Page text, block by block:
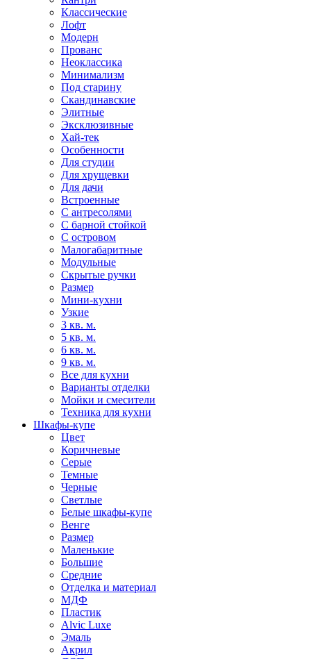
Классические
Лофт
Модерн
Прованс
Неоклассика
Минимализм
Под старину
Скандинавские
Элитные
Эксклюзивные
Хай-тек
Особенности
Для студии
Для хрущевки
Для дачи
Встроенные
С антресолями
С барной стойкой
С островом
Малогабаритные
Модульные
Скрытые ручки
Размер
Мини-кухни
Узкие
3 кв. м.
5 кв. м.
6 кв. м.
9 кв. м.
Все для кухни
Варианты отделки
Мойки и смесители
Техника для кухни
Шкафы-купе
Цвет
Коричневые
Серые
Темные
Черные
Светлые
Белые шкафы-купе
Венге
Размер
Маленькие
Большие
Средние
Отделка и материал
МДФ
Пластик
Alvic Luxe
Эмаль
Акрил